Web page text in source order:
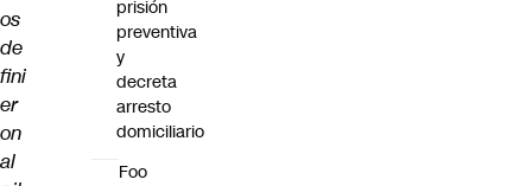
os
de
fini
er
on
al
prisión
preventiva
y
decreta
arresto
domiciliario
Foo